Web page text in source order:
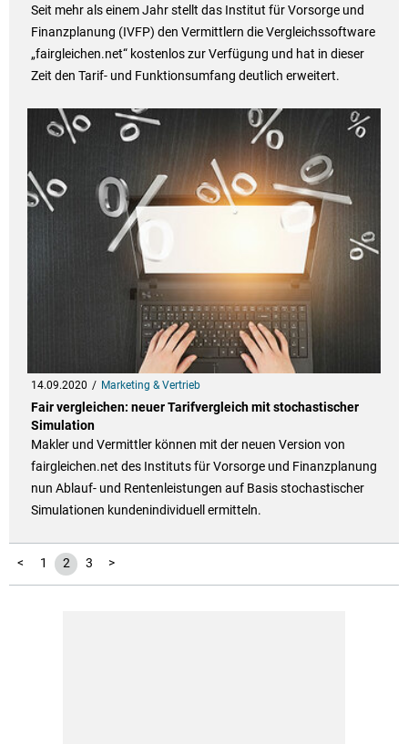
Seit mehr als einem Jahr stellt das Institut für Vorsorge und
Finanzplanung (IVFP) den Vermittlern die Vergleichssoftware
„fairgleichen.net“ kostenlos zur Verfügung und hat in dieser
Zeit den Tarif- und Funktionsumfang deutlich erweitert.
14.09.2020 Marketing & Vertrieb
Fair vergleichen: neuer Tarifvergleich mit stochastischer
Simulation
Makler und Vermittler können mit der neuen Version von
fairgleichen.net des Instituts für Vorsorge und Finanzplanung
nun Ablauf- und Rentenleistungen auf Basis stochastischer
Simulationen kundenindividuell ermitteln.
< 1 2 3 >